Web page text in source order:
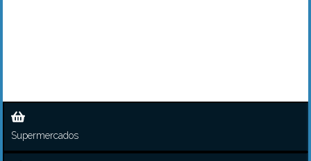
Supermercados